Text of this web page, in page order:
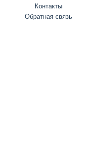
Контакты
Обратная связь